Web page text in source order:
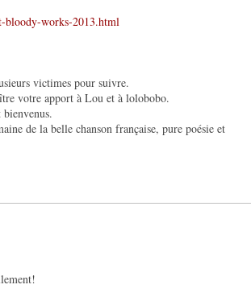
works-2013.html
victimes pour suivre.
votre apport à Lou et à lolobobo.
de la belle chanson française, pure poésie et